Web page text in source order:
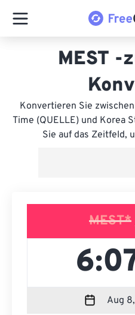
MEST -
Konvertieren Sie
Time (QUELLE) und Korea
Sie auf das Zeitfeld,
MEST*